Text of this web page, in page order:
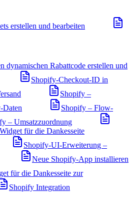
erstellen und bearbeiten
dynamischen Rabattcode erstellen und
Shopify-Checkout-ID in
Shopify –
Daten
Shopify – Flow-
– Umsatzzuordnung
für die Dankesseite
Shopify-UI-Erweiterung –
Neue Shopify-App installieren
für die Dankesseite zur
Shopify Integration